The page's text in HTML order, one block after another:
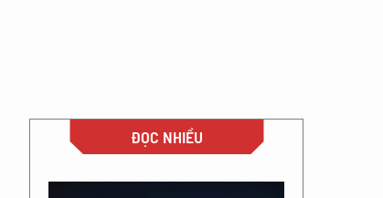
ĐỌC NHIỀU